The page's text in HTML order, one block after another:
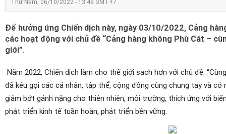
Để hưởng ứng Chiến dịch này, ngày 03/10/2022, Cảng
các hoạt động với chủ đề “Cảng hàng không Phù Cát –
giới”.
Năm 2022, Chiến dịch làm cho thế giới sạch hơn với chủ đề:
đã kêu gọi các cá nhân, tập thể, cộng đồng cùng chung tay và
giảm bớt gánh nặng cho thiên nhiên, môi trường, thích ứng với
phát triển kinh tế tuần hoàn, phát triển bền vững.